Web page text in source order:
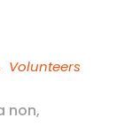
Volunteers
non,